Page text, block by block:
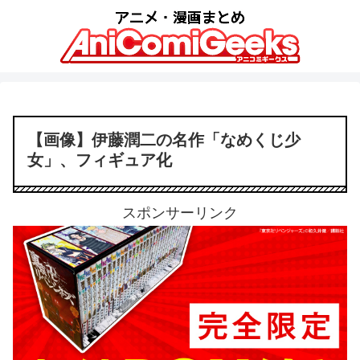
【画像】伊藤潤二の名作「なめくじ少
女」、フィギュア化
スポンサーリンク